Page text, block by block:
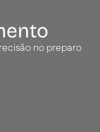
no preparo